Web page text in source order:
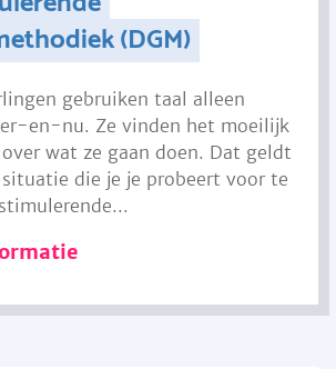
(DGM)
gebruiken taal alleen
en-nu. Ze vinden het moeilijk
wat ze gaan doen. Dat geldt
die je je probeert voor te